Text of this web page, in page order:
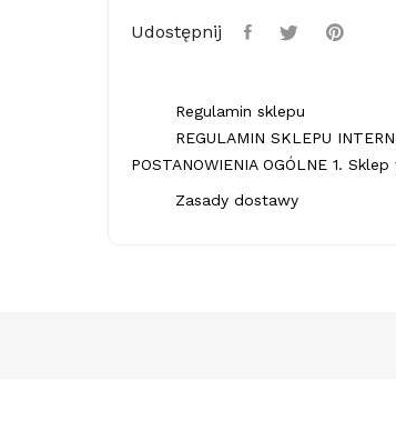
Udostępnij
Regulamin sklepu
REGULAMIN SKLEPU
POSTANOWIENIA OGÓLNE 1.
Zasady dostawy